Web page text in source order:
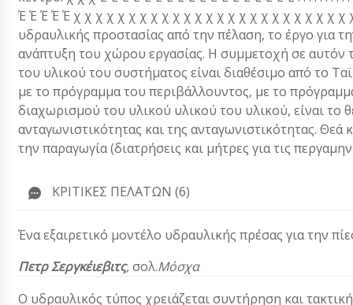
Έ Έ Έ Έ Έ χ χ χ χ χ χ χ χ χ χ χ χ χ χ χ χ χ χ χ χ χ χ χ χ χ
υδραυλικής προστασίας από την πέλαση, το έργο για
ανάπτυξη του χώρου εργασίας. Η συμμετοχή σε αυτόν
του υλικού του συστήματος είναι διαθέσιμο από το
με το πρόγραμμα του περιβάλλουντος, με το
διαχωρισμού του υλικού υλικού του υλικού, είναι το
ανταγωνιστικότητας και της ανταγωνιστικότητας.
την παραγωγία (διατρήσεις και μήτρες για τις
ΚΡΙΤΙΚΈΣ ΠΕΛΑΤΏΝ (6)
Ένα εξαιρετικό μοντέλο υδραυλικής πρέσας για την
Πετρ Σεργκέιεβιτς,σολ.Μόσχα
Ο υδραυλικός τύπος χρειάζεται συντήρηση και